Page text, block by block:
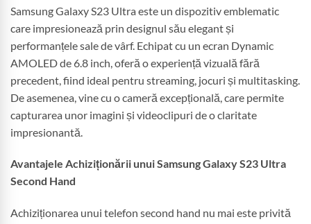
Samsung Galaxy S23 Ultra este un dispozitiv emblematic
care impresionează prin designul său elegant și
performanțele sale de vârf. Echipat cu un ecran Dynamic
AMOLED de 6.8 inch, oferă o experiență vizuală fără
precedent, fiind ideal pentru streaming, jocuri și multitasking.
De asemenea, vine cu o cameră excepțională, care permite
capturarea unor imagini și videoclipuri de o claritate
impresionantă.
Avantajele Achiziționării unui Samsung Galaxy S23 Ultra
Second Hand
Achiziționarea unui telefon second hand nu mai este privită